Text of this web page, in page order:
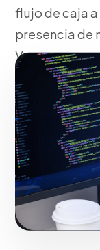
flujo de caja
presencia de
Vega.
Fase 2:
proyecciones.
en La Vega.
Iniciar